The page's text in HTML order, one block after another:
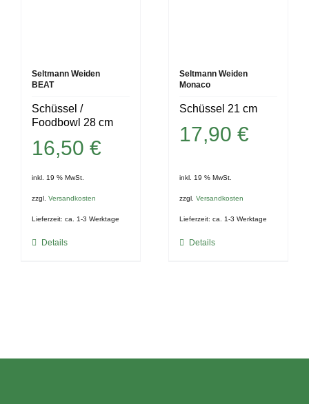
Seltmann Weiden
BEAT
Schüssel /
Foodbowl 28 cm
16,50 €
inkl. 19 % MwSt.
zzgl. Versandkosten
Lieferzeit: ca. 1-3 Werktage
Details
Seltmann Weiden
Monaco
Schüssel 21 cm
17,90€
inkl. 19 % MwSt.
zzgl.Versandkosten
Lieferzeit:ca. 1-3 Werktage
Details